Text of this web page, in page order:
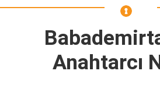
Anahtarcı